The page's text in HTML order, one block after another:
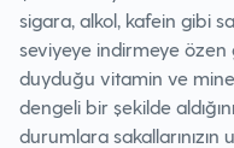
sigara, alkol, kafein gibi
seviyeye indirmeye
duyduğu vitamin ve
dengeli bir şekilde
durumlara